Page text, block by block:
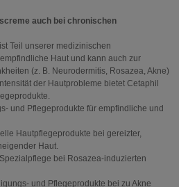
auch bei chronischen
Teil unserer medizinischen
Haut und kann auch zur
(z. B. Neurodermitis, Rosazea, Akne)
der Hautprobleme bietet Cetaphil
und Pflegeprodukte für empfindliche und
Hautpflegeprodukte bei gereizter,
Haut.
bei Rosazea-induzierten
und Pflegeprodukte bei zu Akne